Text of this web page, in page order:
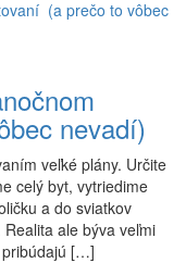
nevadí)
veľké plány. Určite
celý byt, vytriedime
a do sviatkov
ale býva veľmi
pribúdajú […]